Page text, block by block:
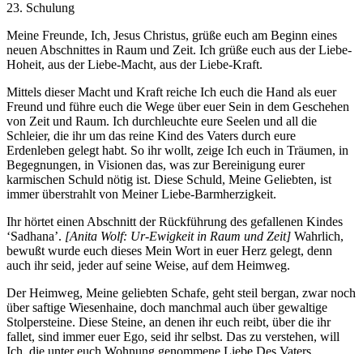
23. Schulung
Meine Freunde, Ich, Jesus Christus, grüße euch am Beginn eines
neuen Abschnittes in Raum und Zeit. Ich grüße euch aus der Liebe-
Hoheit, aus der Liebe-Macht, aus der Liebe-Kraft.
Mittels dieser Macht und Kraft reiche Ich euch die Hand als euer
Freund und führe euch die Wege über euer Sein in dem Geschehen
von Zeit und Raum. Ich durchleuchte eure Seelen und all die
Schleier, die ihr um das reine Kind des Vaters durch eure
Erdenleben gelegt habt. So ihr wollt, zeige Ich euch in Träumen, in
Begegnungen, in Visionen das, was zur Bereinigung eurer
karmischen Schuld nötig ist. Diese Schuld, Meine Geliebten, ist
immer überstrahlt von Meiner Liebe-Barmherzigkeit.
Ihr hörtet einen Abschnitt der Rückführung des gefallenen Kindes
‘Sadhana’. [Anita Wolf: Ur-Ewigkeit in Raum und Zeit] Wahrlich,
bewußt wurde euch dieses Mein Wort in euer Herz gelegt, denn
auch ihr seid, jeder auf seine Weise, auf dem Heimweg.
Der Heimweg, Meine geliebten Schafe, geht steil bergan, zwar noch
über saftige Wiesenhaine, doch manchmal auch über gewaltige
Stolpersteine. Diese Steine, an denen ihr euch reibt, über die ihr
fallet, sind immer euer Ego, seid ihr selbst. Das zu verstehen, will
Ich, die unter euch Wohnung genommene Liebe Des Vaters,